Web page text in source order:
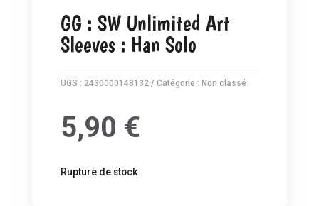
GG : SW Unlimited Art
Sleeves : Han Solo
UGS : 2430000148132 Catégorie : Non classé
5,90 €
Rupture de stock